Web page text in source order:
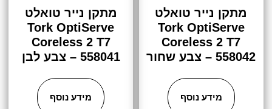
מתקן נייר טואלט
Tork OptiServe
Coreless 2 T7
558042 – צבע שחור
מידע נוסף
מתקן נייר טואלט
Tork OptiServe
Coreless 2 T7
558041 – צבע לבן
מידע נוסף